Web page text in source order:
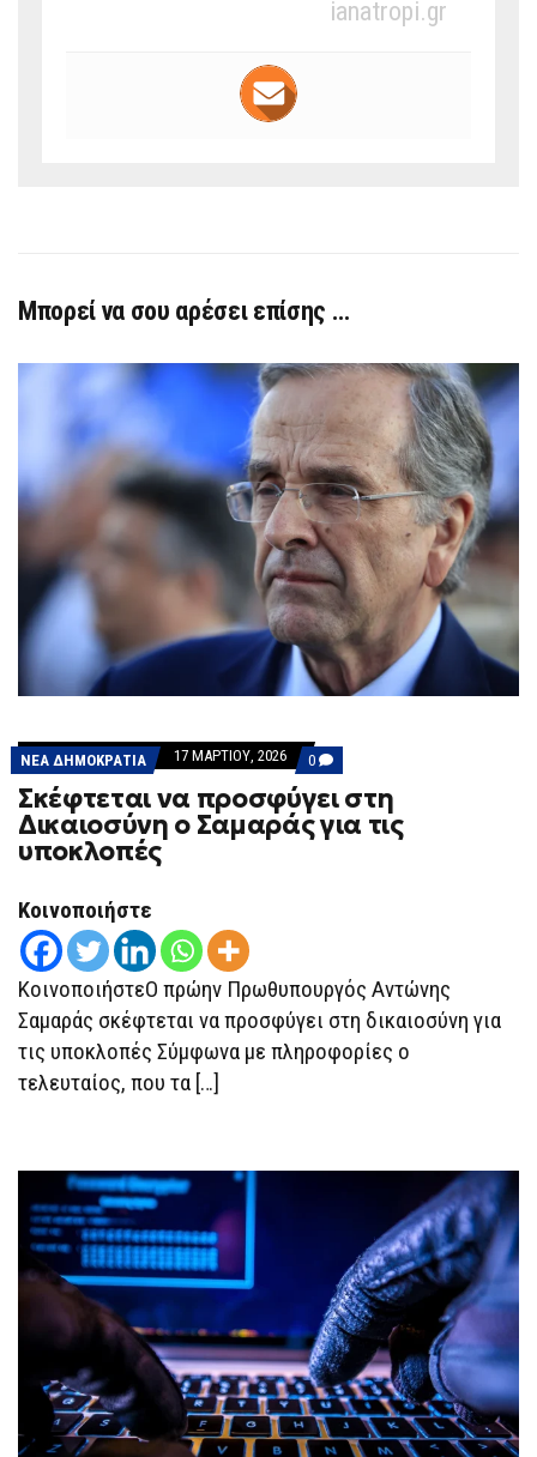
ianatropi.gr
Μπορεί να σου αρέσει επίσης …
ΝΕΑ ΔΗΜΟΚΡΑΤΙΑ 17 ΜΑΡΤΊΟΥ, 2026 0 COMMENTS
ON
ΣΚΈΦΤΕΤΑΙ
ΝΑ
ΠΡΟΣΦΎΓΕΙ
Σκέφτεται να προσφύγει στη
Δικαιοσύνη ο Σαμαράς για τις
υποκλοπές
Κοινοποιήστε
ΚοινοποιήστεΟ πρώην Πρωθυπουργός Αντώνης
Σαμαράς σκέφτεται να προσφύγει στη δικαιοσύνη για
τις υποκλοπές Σύμφωνα με πληροφορίες ο
τελευταίος, που τα […]